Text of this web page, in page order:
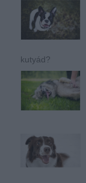
kutyád?